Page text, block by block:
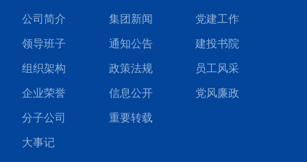
公司简介
领导班子
组织架构
企业荣誉
分子公司
大事记
集团新闻
通知公告
政策法规
信息公开
重要转载
党建工作
建投书院
员工风采
党风廉政